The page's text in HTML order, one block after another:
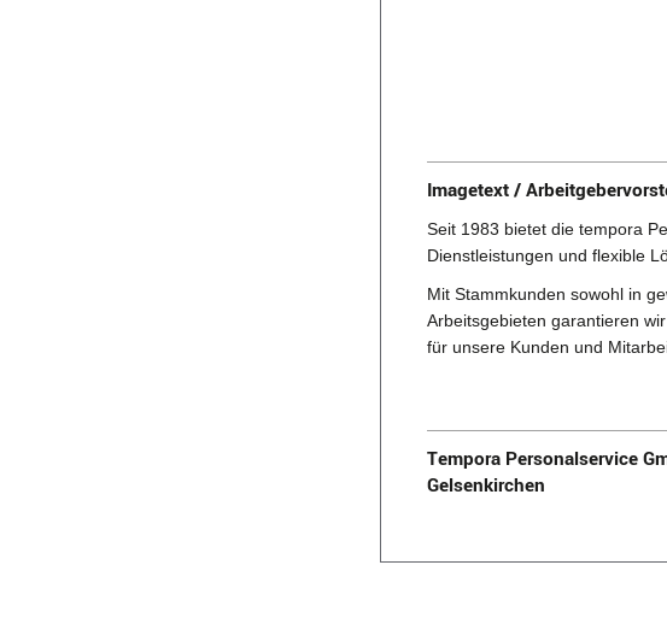
Imagetext /
Seit 1983 bietet die tempora
Dienstleistungen und flexible
Mit Stammkunden sowohl in
Arbeitsgebieten garantieren
für unsere Kunden und
Tempora Personalservice
Gelsenkirchen